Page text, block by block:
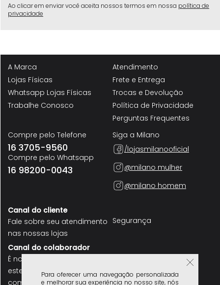
Para oferecer uma navegação personalizada
e melhorar sua experiência no nosso site, nós
Masc Fem
A Marca
Lojas Físicas
Atendimento
Política de Privacidade
Perguntas Frequentes
Compre pelo Telefone
16 3705-9560
Compre pelo Whatsapp
Siga a Milano
/lojasmilanooficial
@milano mulher
Canal do cliente
Fale sobre seu atendimento
nas nossas lojas
Canal do colaborador
É nosso funcionário? use